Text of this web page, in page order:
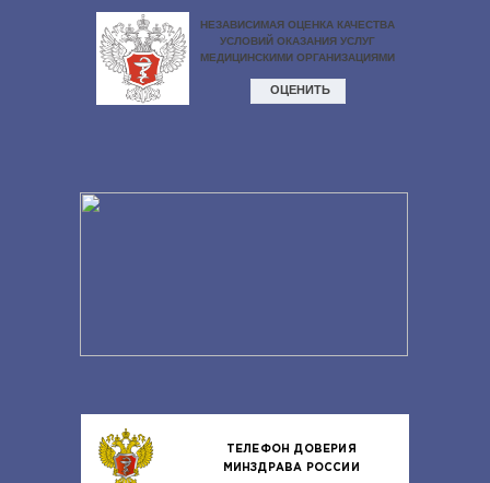
ТЕЛЕФОН ДОВЕРИЯ
МИНЗДРАВА РОССИИ